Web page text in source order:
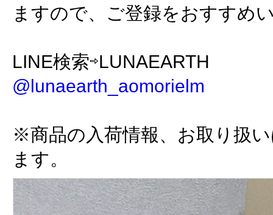
ますので、ご登録をおすすめ
LINE検索⇨LUNAEARTH
@lunaearth_aomorielm
※商品の入荷情報、お取り扱
ます。